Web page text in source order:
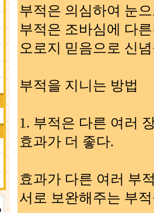
부적은 의심하여 눈
부적은 조바심에 다
오로지 믿음으로 신
부적을 지니는 방법
1. 부적은 다른 여러
효과가 더 좋다.
효과가 다른 여러 부
서로 보완해주는 부